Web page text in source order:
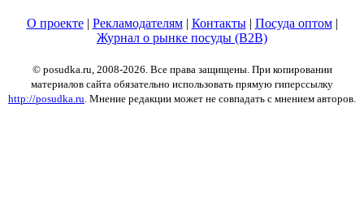
О проекте| Рекламодателям| Контакты| Посуда оптом|
Журнал о рынке посуды (B2B)
© posudka.ru, 2008-2026. Все права защищены. При копировании
материалов сайта обязательно использовать прямую гиперссылку
http://posudka.ru . Мнение редакции может не совпадать с мнением авторов.